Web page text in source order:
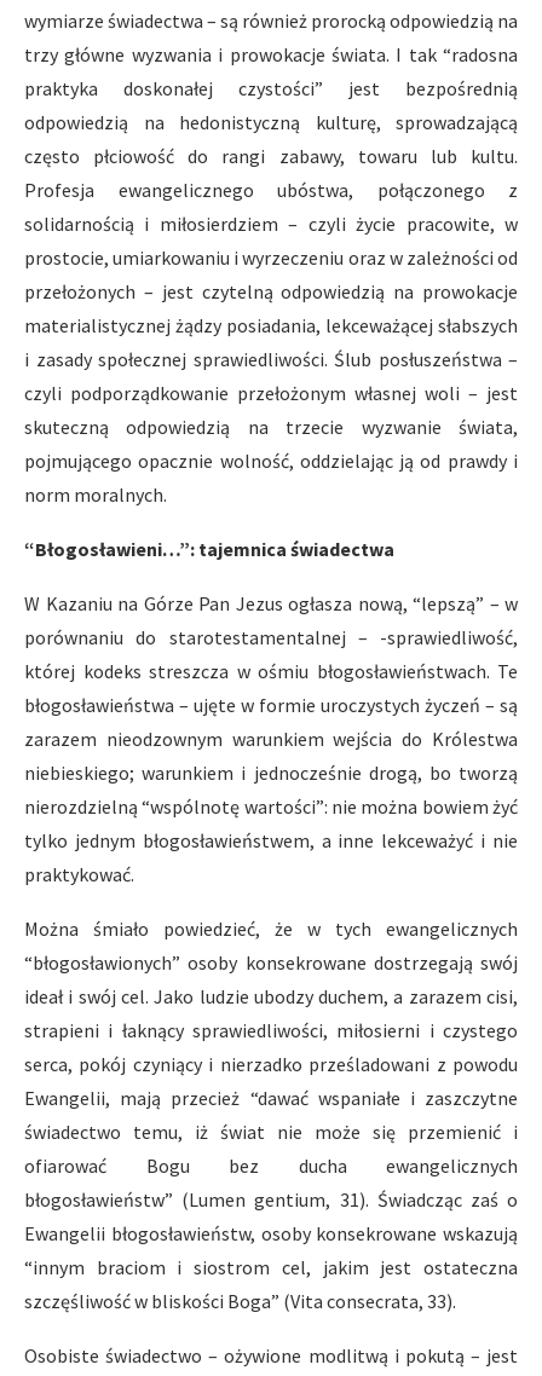
wymiarze świadectwa – są również prorocką odpowiedzią na
trzy główne wyzwania i prowokacje świata. I tak “radosna
praktyka doskonałej czystości” jest bezpośrednią
odpowiedzią na hedonistyczną kulturę, sprowadzającą
często płciowość do rangi zabawy, towaru lub kultu.
Profesja ewangelicznego ubóstwa, połączonego z
solidarnością i miłosierdziem – czyli życie pracowite, w
prostocie, umiarkowaniu i wyrzeczeniu oraz w zależności od
przełożonych – jest czytelną odpowiedzią na prowokacje
materialistycznej żądzy posiadania, lekceważącej słabszych
i zasady społecznej sprawiedliwości. Ślub posłuszeństwa –
czyli podporządkowanie przełożonym własnej woli – jest
skuteczną odpowiedzią na trzecie wyzwanie świata,
pojmującego opacznie wolność, oddzielając ją od prawdy i
norm moralnych.
“Błogosławieni…”: tajemnica świadectwa
W Kazaniu na Górze Pan Jezus ogłasza nową, “lepszą” – w
porównaniu do starotestamentalnej – -sprawiedliwość,
której kodeks streszcza w ośmiu błogosławieństwach. Te
błogosławieństwa – ujęte w formie uroczystych życzeń – są
zarazem nieodzownym warunkiem wejścia do Królestwa
niebieskiego; warunkiem i jednocześnie drogą, bo tworzą
nierozdzielną “wspólnotę wartości”: nie można bowiem żyć
tylko jednym błogosławieństwem, a inne lekceważyć i nie
praktykować.
Można śmiało powiedzieć, że w tych ewangelicznych
“błogosławionych” osoby konsekrowane dostrzegają swój
ideał i swój cel. Jako ludzie ubodzy duchem, a zarazem cisi,
strapieni i łaknący sprawiedliwości, miłosierni i czystego
serca, pokój czyniący i nierzadko prześladowani z powodu
Ewangelii, mają przecież “dawać wspaniałe i zaszczytne
świadectwo temu, iż świat nie może się przemienić i
ofiarować Bogu bez ducha ewangelicznych
błogosławieństw” (Lumen gentium, 31). Świadcząc zaś o
Ewangelii błogosławieństw, osoby konsekrowane wskazują
“innym braciom i siostrom cel, jakim jest ostateczna
szczęśliwość w bliskości Boga” (Vita consecrata, 33).
Osobiste świadectwo – ożywione modlitwą i pokutą – jest